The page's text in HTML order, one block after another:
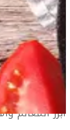
احبس أنفاسك في
مزدحمة،
معالم العصور
البوسفور.
تمثل عاصمة تركيا
الطرق بين أوروبا
أبرز المعالم